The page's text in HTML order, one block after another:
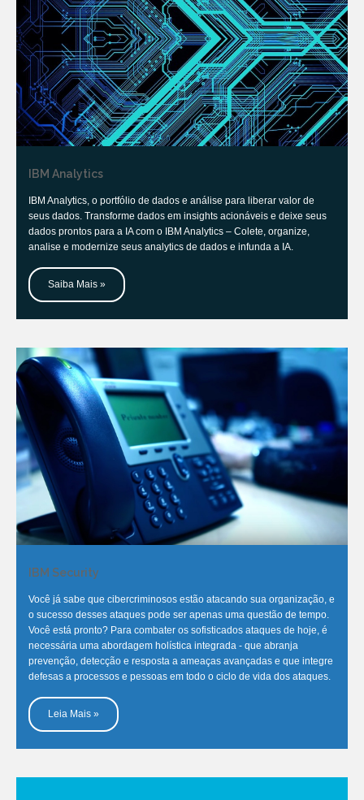
IBM Analytics
IBM Analytics, o portfólio de dados e análise para liberar valor de
seus dados. Transforme dados em insights acionáveis e deixe seus
dados prontos para a IA com o IBM Analytics – Colete, organize,
analise e modernize seus analytics de dados e infunda a IA.
Saiba Mais »
IBM Security
Você já sabe que cibercriminosos estão atacando sua organização, e
o sucesso desses ataques pode ser apenas uma questão de tempo.
Você está pronto? Para combater os sofisticados ataques de hoje, é
necessária uma abordagem holística integrada - que abranja
prevenção, detecção e resposta a ameaças avançadas e que integre
defesas a processos e pessoas em todo o ciclo de vida dos ataques.
Leia Mais »